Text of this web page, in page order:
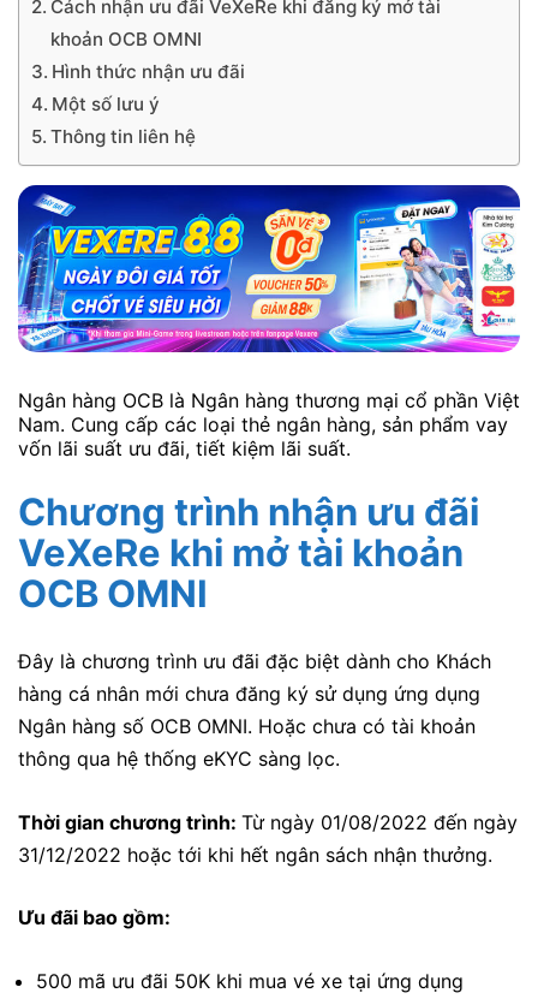
Cách nhận ưu đãi VeXeRe khi đăng ký mở tài
khoản OCB OMNI
Hình thức nhận ưu đãi
Một số lưu ý
Thông tin liên hệ
Ngân hàng OCB là Ngân hàng thương mại cổ phần Việt
Nam. Cung cấp các loại thẻ ngân hàng, sản phẩm vay
vốn lãi suất ưu đãi, tiết kiệm lãi suất.
Chương trình nhận ưu đãi
VeXeRe khi mở tài khoản
OCB OMNI
Đây là chương trình ưu đãi đặc biệt dành cho Khách
hàng cá nhân mới chưa đăng ký sử dụng ứng dụng
Ngân hàng số OCB OMNI. Hoặc chưa có tài khoản
thông qua hệ thống eKYC sàng lọc.
Thời gian chương trình: Từ ngày 01/08/2022 đến ngày
31/12/2022 hoặc tới khi hết ngân sách nhận thưởng.
Ưu đãi bao gồm:
500 mã ưu đãi 50K khi mua vé xe tại ứng dụng